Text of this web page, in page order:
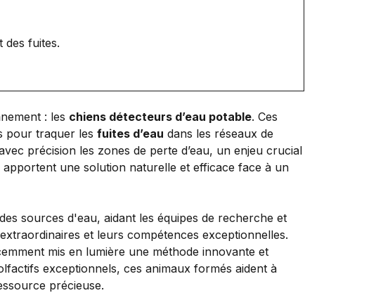
des fuites.
: les chiens détecteurs d’eau potable. Ces
pour traquer les fuites d’eau dans les réseaux de
précision les zones de perte d’eau, un enjeu crucial
une solution naturelle et efficace face à un
mis en lumière une méthode innovante et
exceptionnels, ces animaux formés aident à
précieuse.